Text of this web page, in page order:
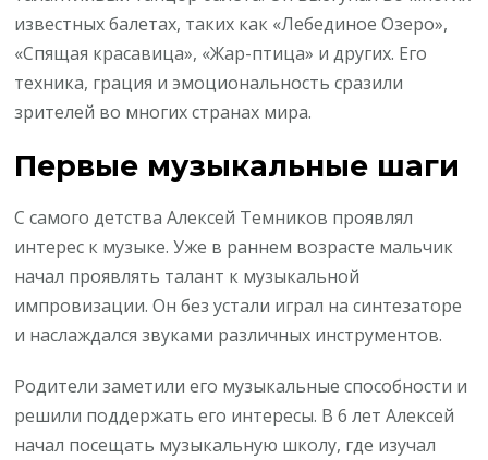
известных балетах, таких как «Лебединое Озеро»,
«Спящая красавица», «Жар-птица» и других. Его
техника, грация и эмоциональность сразили
зрителей во многих странах мира.
Первые музыкальные шаги
С самого детства Алексей Темников проявлял
интерес к музыке. Уже в раннем возрасте мальчик
начал проявлять талант к музыкальной
импровизации. Он без устали играл на синтезаторе
и наслаждался звуками различных инструментов.
Родители заметили его музыкальные способности и
решили поддержать его интересы. В 6 лет Алексей
начал посещать музыкальную школу, где изучал